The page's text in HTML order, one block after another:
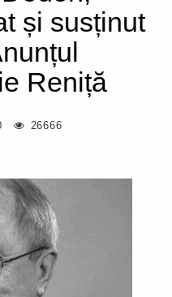
și susținut
Reniță
26666